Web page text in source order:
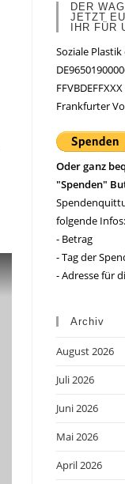
DER
JETZT
IHR FÜR
Soziale Plastik
FFVBDEFFXXX
Frankfurter
Oder ganz
"Spenden"
folgende Infos:
- Betrag
- Tag der
- Adresse für
Archiv
August 2026
Juli 2026
Juni 2026
Mai 2026
April 2026